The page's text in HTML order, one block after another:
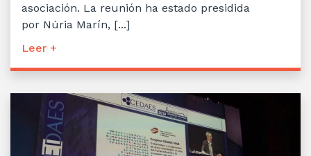
asociación. La reunión ha estado presidida
por Núria Marín, [...]
Leer +